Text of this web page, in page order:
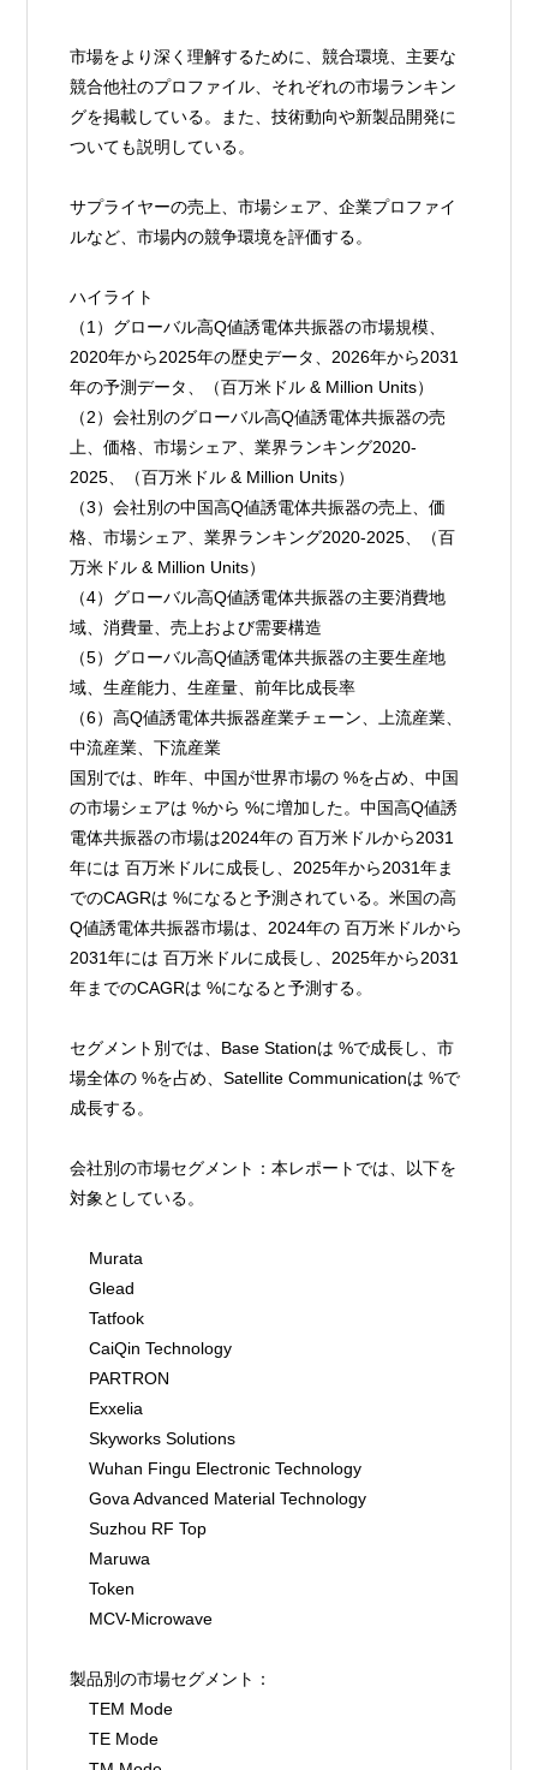
市場をより深く理解するために、競合環境、主要な
競合他社のプロファイル、それぞれの市場ランキン
グを掲載している。また、技術動向や新製品開発に
ついても説明している。
サプライヤーの売上、市場シェア、企業プロファイ
ルなど、市場内の競争環境を評価する。
ハイライト
（1）グローバル高Q値誘電体共振器の市場規模、
2020年から2025年の歴史データ、2026年から2031
年の予測データ、（百万米ドル & Million Units）
（2）会社別のグローバル高Q値誘電体共振器の売
上、価格、市場シェア、業界ランキング2020-
2025、（百万米ドル & Million Units）
（3）会社別の中国高Q値誘電体共振器の売上、価
格、市場シェア、業界ランキング2020-2025、（百
万米ドル & Million Units）
（4）グローバル高Q値誘電体共振器の主要消費地
域、消費量、売上および需要構造
（5）グローバル高Q値誘電体共振器の主要生産地
域、生産能力、生産量、前年比成長率
（6）高Q値誘電体共振器産業チェーン、上流産業、
中流産業、下流産業
国別では、昨年、中国が世界市場の %を占め、中国
の市場シェアは %から %に増加した。中国高Q値誘
電体共振器の市場は2024年の 百万米ドルから2031
年には 百万米ドルに成長し、2025年から2031年ま
でのCAGRは %になると予測されている。米国の高
Q値誘電体共振器市場は、2024年の 百万米ドルから
2031年には 百万米ドルに成長し、2025年から2031
年までのCAGRは %になると予測する。
セグメント別では、Base Stationは %で成長し、市
場全体の %を占め、Satellite Communicationは %で
成長する。
会社別の市場セグメント：本レポートでは、以下を
対象としている。
    Murata
    Glead
    Tatfook
    CaiQin Technology
    PARTRON
    Exxelia
    Skyworks Solutions
    Wuhan Fingu Electronic Technology
    Gova Advanced Material Technology
    Suzhou RF Top
    Maruwa
    Token
    MCV-Microwave
製品別の市場セグメント：
    TEM Mode
    TE Mode